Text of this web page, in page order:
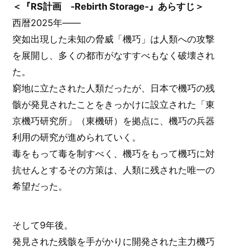
＜『RS計画 -Rebirth Storage-』あらすじ＞
西暦2025年――
突如出現した未知の脅威「機巧」は人類への攻撃
を展開し、多くの都市がなすすべもなく破壊され
た。
窮地に立たされた人類だったが、日本で機巧の残
骸が発見されたことをきっかけに設立された「東
京機巧研究所」（東機研）を拠点に、機巧の兵器
利用の研究が進められていく。
毒をもって毒を制すべく、機巧をもって機巧に対
抗せんとするその方策は、人類に残された唯一の
希望だった。
そして9年後。
発見された残骸を手がかりに開発された主力機巧